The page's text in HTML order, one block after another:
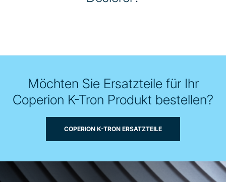
Möchten Sie Ersatzteile für Ihr
Coperion K-Tron Produkt bestellen?
COPERION K-TRON ERSATZTEILE